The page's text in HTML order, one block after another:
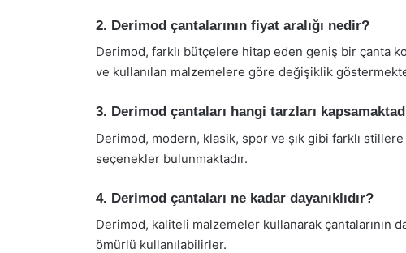
2. Derimod çantalarının fiyat aralığı nedir?
Derimod, farklı bütçelere hitap eden geniş bir çanta
ve kullanılan malzemelere göre değişiklik
3. Derimod çantaları hangi tarzları
Derimod, modern, klasik, spor ve şık gibi farklı
seçenekler bulunmaktadır.
4. Derimod çantaları ne kadar dayanıklıdır?
Derimod, kaliteli malzemeler kullanarak çantalarının
ömürlü kullanılabilirler.